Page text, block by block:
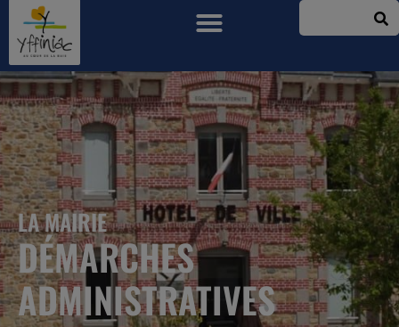
LA MAIRIE
DÉMARCHES
ADMINISTRATIVES